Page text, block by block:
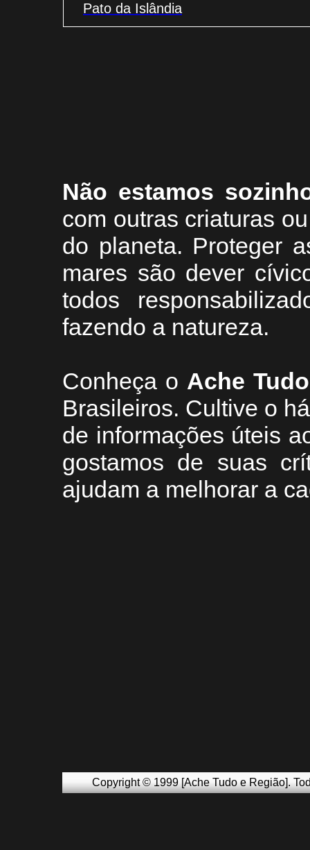
Pato da Islândia
Não estamos
com outras criaturas
do planeta. Proteger
mares são dever
todos
fazendo a natureza.
Conheça o Ache
Brasileiros. Cultive o
de informações úteis
gostamos de suas
ajudam a melhorar a
Copyright © 1999 [Ache Tudo e Região].